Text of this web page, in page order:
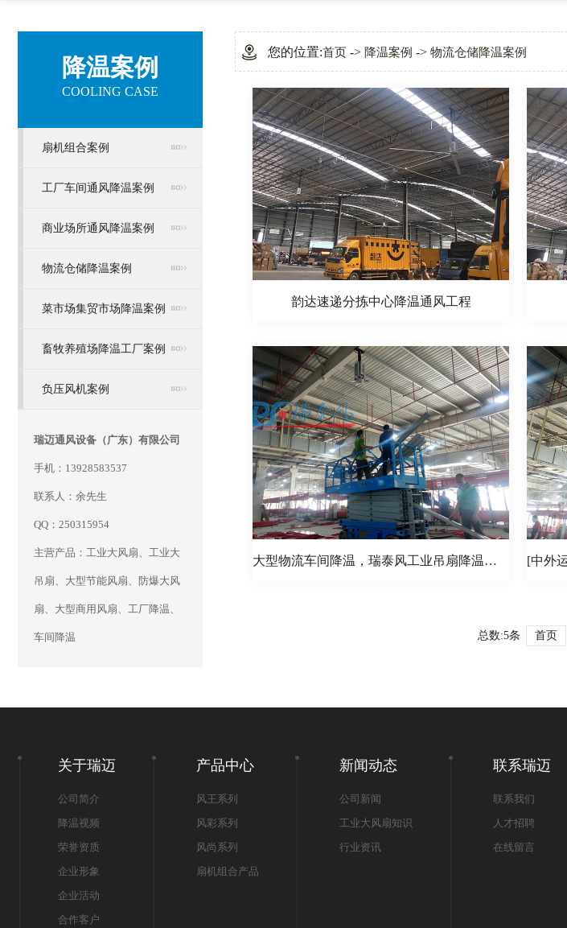
降温案例
COOLING CASE
扇机组合案例
工厂车间通风降温案例
商业场所通风降温案例
物流仓储降温案例
菜市场集贸市场降温案例
畜牧养殖场降温工厂案例
负压风机案例
瑞迈通风设备（广东）有限公司
手机：13928583537
联系人：余先生
QQ：250315954
主营产品：工业大风扇、工业大
吊扇、大型节能风扇、防爆大风
扇、大型商用风扇、工厂降温、
车间降温
您的位置:首页 -> 降温案例 -> 物流仓储降温案例
韵达速递分拣中心降温通风工程
大型物流车间降温，瑞泰风工业吊扇降温有方法
总数:5条 首页
关于瑞迈
公司简介
降温视频
荣誉资质
企业形象
企业活动
合作客户
产品中心
风王系列
风彩系列
风尚系列
扇机组合产品
新闻动态
公司新闻
工业大风扇知识
行业资讯
联系瑞迈
联系我们
人才招聘
在线留言